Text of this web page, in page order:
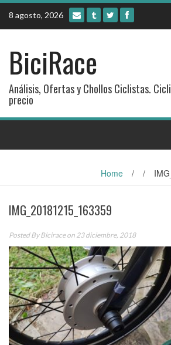
Skip
content
8 agosto, 2026
BiciRace
Análisis, Ofertas y Chollos Ciclistas.
precio
Home / /
IMG_20181215_163359
Posted ByBiciraceon 23 diciembre, 2018